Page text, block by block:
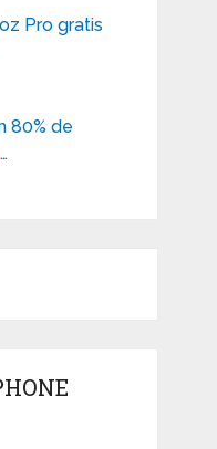
Pro gratis
80% de